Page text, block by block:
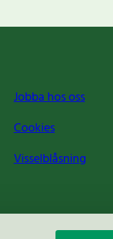
Jobba hos oss
Cookies
Visselblåsning